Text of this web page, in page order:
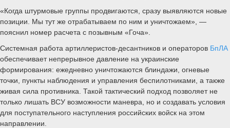
«Когда штурмовые группы продвигаются, сразу выявляются новые
позиции. Мы тут же отрабатываем по ним и уничтожаем», —
пояснил номер расчета с позывным «Гоча».
Системная работа артиллеристов-десантников и операторов БпЛА
обеспечивает непрерывное давление на украинские
формирования: ежедневно уничтожаются блиндажи, огневые
точки, пункты наблюдения и управления беспилотниками, а также
живая сила противника. Такой тактический подход позволяет не
только лишать ВСУ возможности маневра, но и создавать условия
для поступательного наступления российских войск на этом
направлении.